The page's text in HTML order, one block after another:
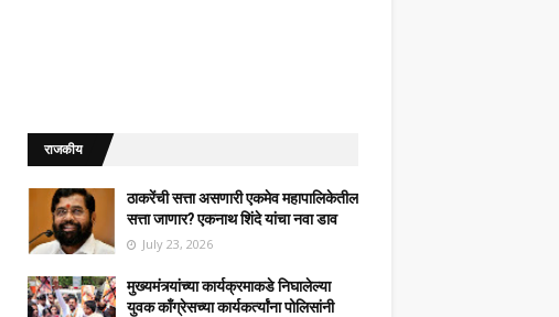
राजकीय
ठाकरेंची सत्ता असणारी एकमेव महापालिकेतील
सत्ता जाणार? एकनाथ शिंदे यांचा नवा डाव
July 23, 2026
मुख्यमंत्र्यांच्या कार्यक्रमाकडे निघालेल्या
युवक काँग्रेसच्या कार्यकर्त्यांना पोलिसांनी